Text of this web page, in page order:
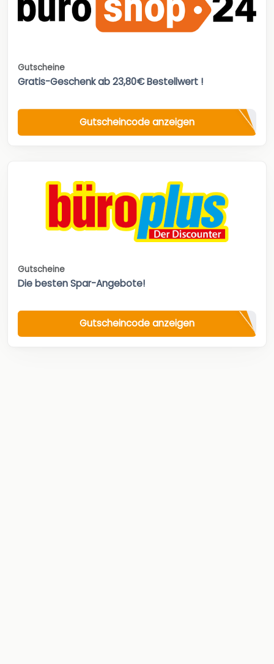
Gutscheine
Gratis-Geschenk ab 23,80€ Bestellwert !
Gutscheincode anzeigen
Gutscheine
Die besten Spar-Angebote!
Gutscheincode anzeigen